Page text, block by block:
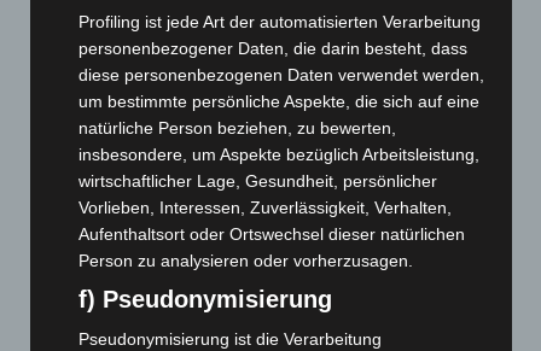
Februar 2026 (109)
Januar 2026(122)
Dezember 2025(103)
November 2025(114)
Oktober 2025(112)
September 2025(93)
August 2025(90)
Juli 2025(90)
Juni 2025(103)
Mai 2025(112)
Profiling ist jede Art der automatisierten Verarbeitung
personenbezogener Daten, die darin besteht, dass
diese personenbezogenen Daten verwendet werden,
um bestimmte persönliche Aspekte, die sich auf eine
natürliche Person beziehen, zu bewerten,
insbesondere, um Aspekte bezüglich Arbeitsleistung,
wirtschaftlicher Lage, Gesundheit, persönlicher
Vorlieben, Interessen, Zuverlässigkeit, Verhalten,
Aufenthaltsort oder Ortswechsel dieser natürlichen
Person zu analysieren oder vorherzusagen.
f) Pseudonymisierung
Pseudonymisierung ist die Verarbeitung